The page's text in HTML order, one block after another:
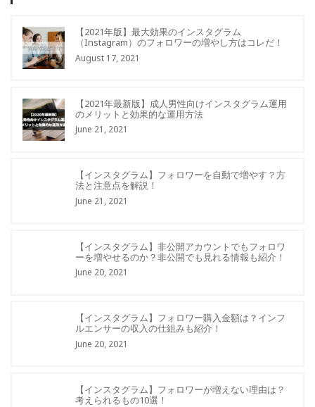
【2021年版】最大効果のインスタグラム
（Instagram）のフォロワーの増やし方はコレだ！
August 17, 2021
【2021年最新版】成人男性向けインスタグラム運用
のメリットと効果的な運用方法
June 21, 2021
【インスタグラム】フォロワーを自動で増やす？方
法と注意点を解説！
June 21, 2021
【インスタグラム】非公開アカウントでもフォロワ
ーを増やせるのか？非公開でも見れる情報も紹介！
June 20, 2021
【インスタグラム】フォロワー購入金額は？インフ
ルエンサーの収入の仕組みも紹介！
June 20, 2021
【インスタグラム】フォロワーが増えない理由は？
考えられるもの10選！